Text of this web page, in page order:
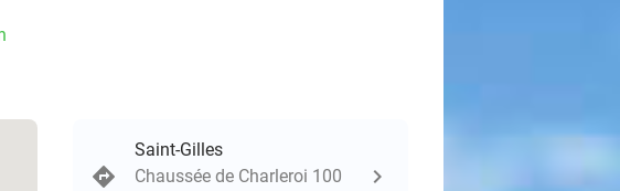
Saint-Gilles
Chaussée de Charleroi 100